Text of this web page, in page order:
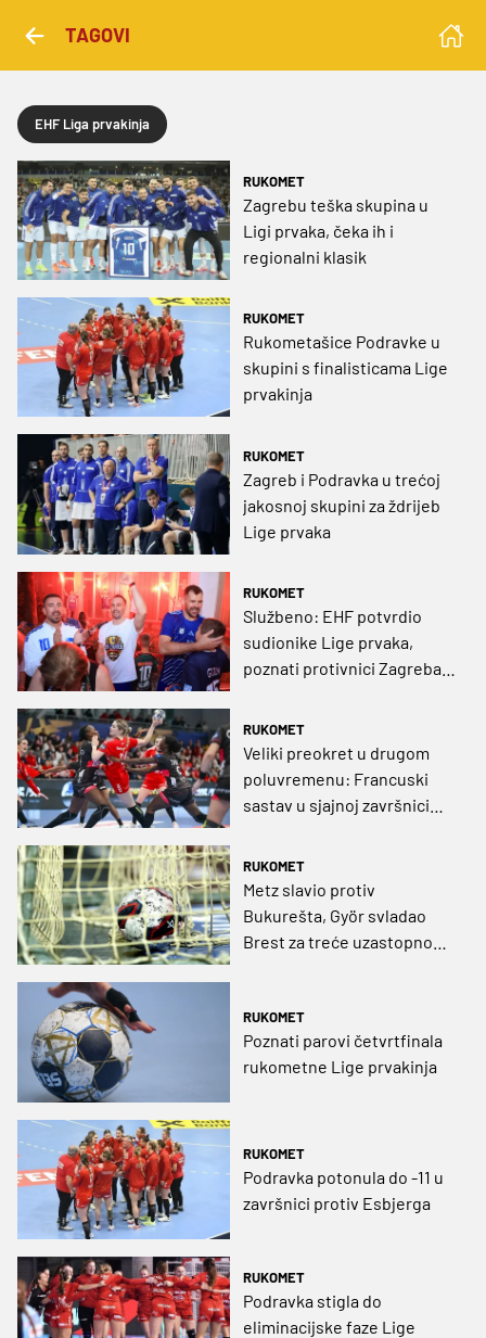
TAGOVI
EHF Liga prvakinja
RUKOMET
Zagrebu teška skupina u
Ligi prvaka, čeka ih i
regionalni klasik
RUKOMET
Rukometašice Podravke u
skupini s finalisticama Lige
prvakinja
RUKOMET
Zagreb i Podravka u trećoj
jakosnoj skupini za ždrijeb
Lige prvaka
RUKOMET
Službeno: EHF potvrdio
sudionike Lige prvaka,
poznati protivnici Zagreba i
RUKOMET
Veliki preokret u drugom
poluvremenu: Francuski
sastav u sjajnoj završnici
protiv Györa
RUKOMET
Metz slavio protiv
Bukurešta, Györ svladao
Brest za treće uzastopno
RUKOMET
Poznati parovi četvrtfinala
rukometne Lige prvakinja
RUKOMET
Podravka potonula do -11 u
završnici protiv Esbjerga
RUKOMET
Podravka stigla do
eliminacijske faze Lige